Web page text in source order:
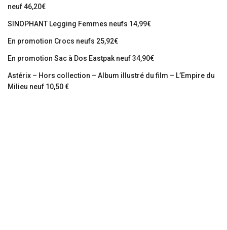
neuf 46,20€
SINOPHANT Legging Femmes neufs 14,99€
En promotion Crocs neufs 25,92€
En promotion Sac à Dos Eastpak neuf 34,90€
Astérix – Hors collection – Album illustré du film – L’Empire du
Milieu neuf 10,50 €